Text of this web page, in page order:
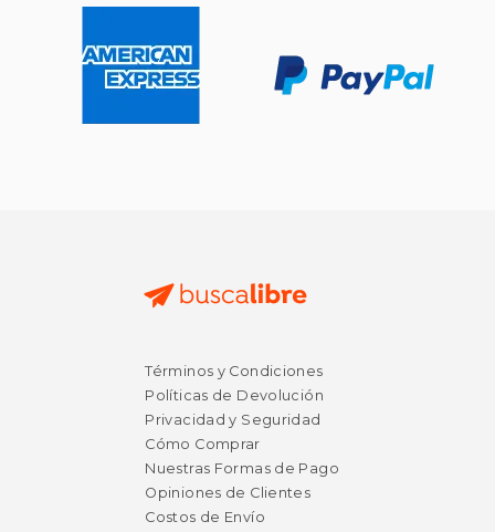
Términos y Condiciones
Políticas de Devolución
Privacidad y Seguridad
Cómo Comprar
Nuestras Formas de Pago
Opiniones de Clientes
Costos de Envío